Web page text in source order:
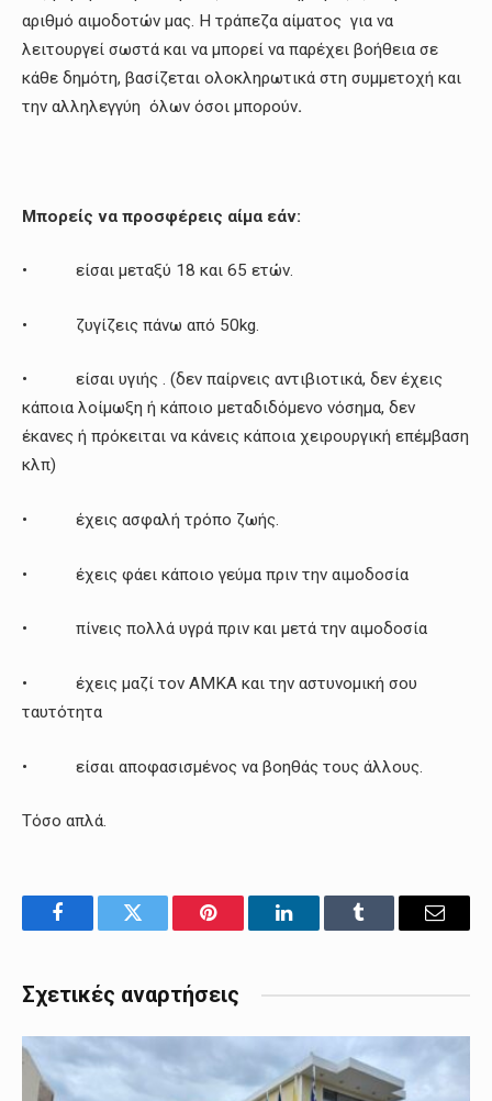
αριθμό αιμοδοτών μας. Η τράπεζα αίματος για να
λειτουργεί σωστά και να μπορεί να παρέχει βοήθεια σε
κάθε δημότη, βασίζεται ολοκληρωτικά στη συμμετοχή και
την αλληλεγγύη όλων όσοι μπορούν.
Μπορείς να προσφέρεις αίμα εάν:
• είσαι μεταξύ 18 και 65 ετών.
• ζυγίζεις πάνω από 50kg.
• είσαι υγιής . (δεν παίρνεις αντιβιοτικά, δεν έχεις
κάποια λοίμωξη ή κάποιο μεταδιδόμενο νόσημα, δεν
έκανες ή πρόκειται να κάνεις κάποια χειρουργική επέμβαση
κλπ)
• έχεις ασφαλή τρόπο ζωής.
• έχεις φάει κάποιο γεύμα πριν την αιμοδοσία
• πίνεις πολλά υγρά πριν και μετά την αιμοδοσία
• έχεις μαζί τον ΑΜΚΑ και την αστυνομική σου
ταυτότητα
• είσαι αποφασισμένος να βοηθάς τους άλλους.
Τόσο απλά.
FacebookTwitter Pinterest LinkedInTumblr Email
Σχετικές αναρτήσεις